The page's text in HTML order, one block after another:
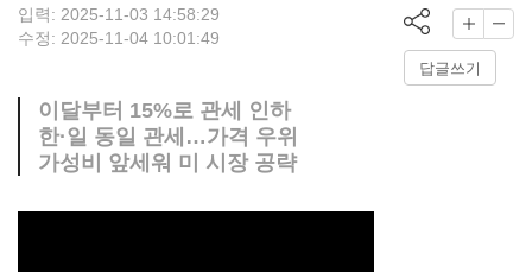
입력: 2025-11-03 14:58:29
수정: 2025-11-04 10:01:49
답글쓰기
이달부터 15%로 관세 인하
한·일 동일 관세…가격 우위
가성비 앞세워 미 시장 공략